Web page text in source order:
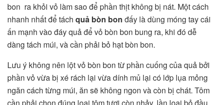
bon ra khỏi vỏ làm sao để phần thịt không bị nát. Một cách
nhanh nhất để tách quả bòn bon đấy là dùng móng tay cái
ấn mạnh vào đáy quả để vỏ bòn bon bung ra, khi đó dễ
dàng tách múi, và cần phải bỏ hạt bòn bon.
Lưu ý không nên lột vỏ bòn bon từ phần cuống của quả bởi
phần vỏ vừa bị xé rách lại vừa dính mủ lại có lớp lụa mỏng
ngăn cách từng múi, ăn sẽ không ngon và còn bị chát. Tôm